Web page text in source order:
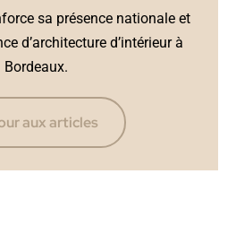
sa présence nationale et
d’architecture d’intérieur à
Bordeaux.
aux articles